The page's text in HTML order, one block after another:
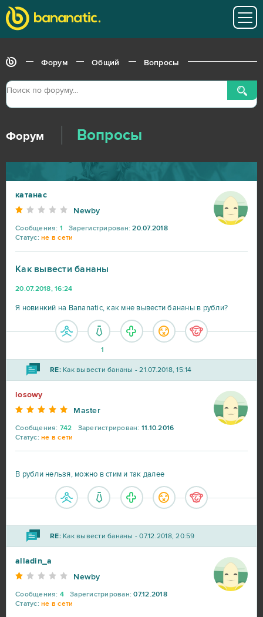
Форум Общий Вопросы
Форум Вопросы
катанас
Newby
Сообщения: 1 Зарегистрирован: 20.07.2018
Статус: не в сети
Как вывести бананы
20.07.2018, 16:24
Я новинкий на Bananatic, как мне вывести бананы в рубли?
1
RE:Как вывести бананы - 21.07.2018, 15:14
losowy
Master
Сообщения: 742 Зарегистрирован: 11.10.2016
Статус: не в сети
В рубли нельзя, можно в стим и так далее
RE:Как вывести бананы - 07.12.2018, 20:59
alladin_a
Newby
Сообщения: 4 Зарегистрирован: 07.12.2018
Статус: не в сети